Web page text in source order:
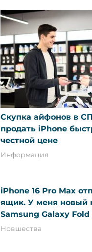
Скупка айфонов в
продать iPhone
честной цене
Информация
iPhone 16 Pro Max
ящик. У меня новый
Samsung Galaxy Fold
Новшества